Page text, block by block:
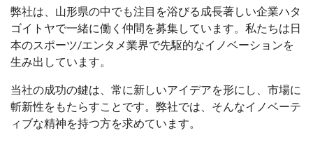
弊社は、山形県の中でも注目を浴びる成長著しい企業ハタ
ゴイトヤで一緒に働く仲間を募集しています。私たちは日
本のスポーツ/エンタメ業界で先駆的なイノベーションを
生み出しています。
当社の成功の鍵は、常に新しいアイデアを形にし、市場に
斬新性をもたらすことです。弊社では、そんなイノベーテ
ィブな精神を持つ方を求めています。